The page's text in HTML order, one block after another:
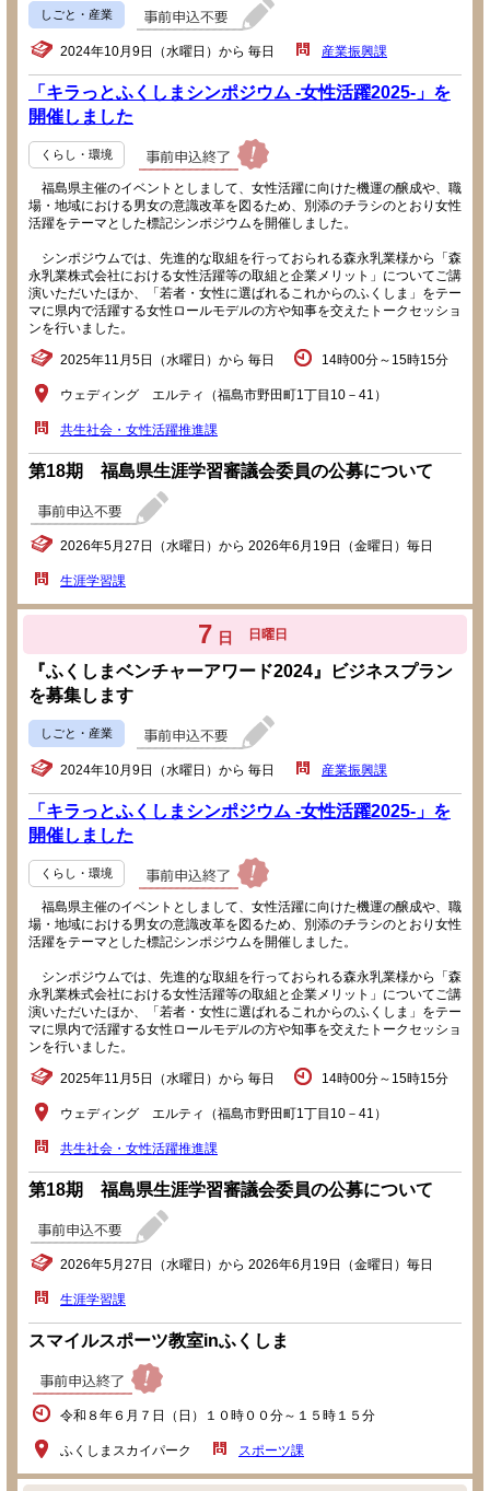
しごと・産業
2024年10月9日（水曜日）から 毎日 産業振興課
「キラっとふくしまシンポジウム -女性活躍2025-」を
開催しました
くらし・環境
福島県主催のイベントとしまして、女性活躍に向けた機運の醸成や、職
場・地域における男女の意識改革を図るため、別添のチラシのとおり女性
活躍をテーマとした標記シンポジウムを開催しました。
シンポジウムでは、先進的な取組を行っておられる森永乳業様から「森
永乳業株式会社における女性活躍等の取組と企業メリット」についてご講
演いただいたほか、「若者・女性に選ばれるこれからのふくしま」をテー
マに県内で活躍する女性ロールモデルの方や知事を交えたトークセッショ
ンを行いました。
2025年11月5日（水曜日）から 毎日 14時00分～15時15分
ウェディング エルティ（福島市野田町1丁目10－41）
共生社会・女性活躍推進課
第18期 福島県生涯学習審議会委員の公募について
2026年5月27日（水曜日）から 2026年6月19日（金曜日）毎日
生涯学習課
7 日 日曜日
『ふくしまベンチャーアワード2024』ビジネスプラン
を募集します
しごと・産業
2024年10月9日（水曜日）から 毎日 産業振興課
「キラっとふくしまシンポジウム -女性活躍2025-」を
開催しました
くらし・環境
福島県主催のイベントとしまして、女性活躍に向けた機運の醸成や、職
場・地域における男女の意識改革を図るため、別添のチラシのとおり女性
活躍をテーマとした標記シンポジウムを開催しました。
シンポジウムでは、先進的な取組を行っておられる森永乳業様から「森
永乳業株式会社における女性活躍等の取組と企業メリット」についてご講
演いただいたほか、「若者・女性に選ばれるこれからのふくしま」をテー
マに県内で活躍する女性ロールモデルの方や知事を交えたトークセッショ
ンを行いました。
2025年11月5日（水曜日）から 毎日 14時00分～15時15分
ウェディング エルティ（福島市野田町1丁目10－41）
共生社会・女性活躍推進課
第18期 福島県生涯学習審議会委員の公募について
2026年5月27日（水曜日）から 2026年6月19日（金曜日）毎日
生涯学習課
スマイルスポーツ教室inふくしま
令和８年６月７日（日）１０時００分～１５時１５分
ふくしまスカイパーク スポーツ課